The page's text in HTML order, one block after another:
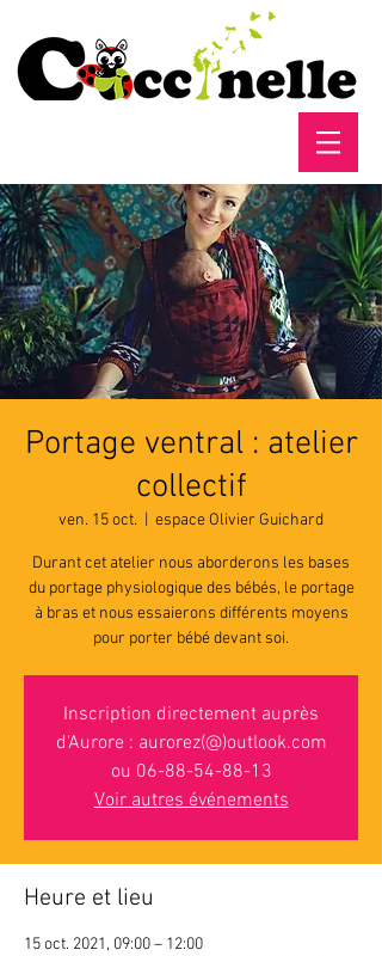
Portage ventral : atelier
collectif
ven. 15 oct. espace Olivier Guichard
Durant cet atelier nous aborderons les bases
du portage physiologique des bébés, le portage
à bras et nous essaierons différents moyens
pour porter bébé devant soi.
Inscription directement auprès
d'Aurore : aurorez(@)outlook.com
ou 06-88-54-88-13
Voir autres événements
Heure et lieu
15 oct. 2021, 09:00 – 12:00